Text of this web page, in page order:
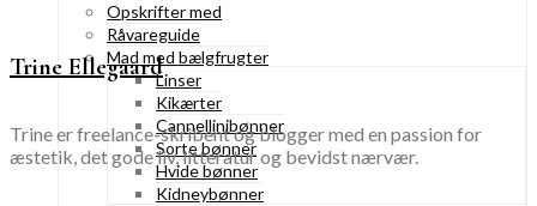
Opskrifter med
Råvareguide
Mad med bælgfrugter
Linser
Kikærter
Cannellinibønner
Sorte bønner
Hvide bønner
Kidneybønner
Trine Ellegaard
Trine er freelance-skribent og blogger med en passion for
æstetik, det gode liv, litteratur og bevidst nærvær.